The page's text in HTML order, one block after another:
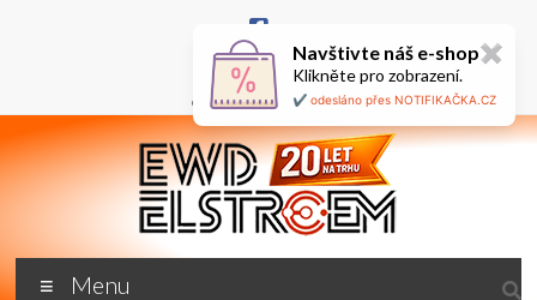
+420 777 687 800
ewd@ewdel.cz
🇬🇧
Menu
Navštivte náš e-shop✖
Klikněte pro zobrazení.
✔️ odesláno přes NOTIFIKAČKA.CZ